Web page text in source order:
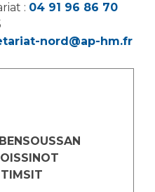
: 04 91 96 86 70
nord@ap-hm.fr